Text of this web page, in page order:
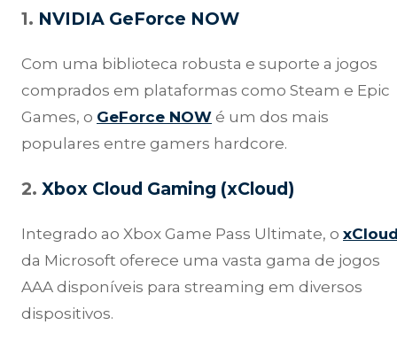
1. NVIDIA GeForce NOW
Com uma biblioteca robusta e suporte a jogos
comprados em plataformas como Steam e Epic
Games, o GeForce NOW é um dos mais
populares entre gamers hardcore.
2. Xbox Cloud Gaming (xCloud)
Integrado ao Xbox Game Pass Ultimate, o
da Microsoft oferece uma vasta gama de jogos
AAA disponíveis para streaming em diversos
dispositivos.